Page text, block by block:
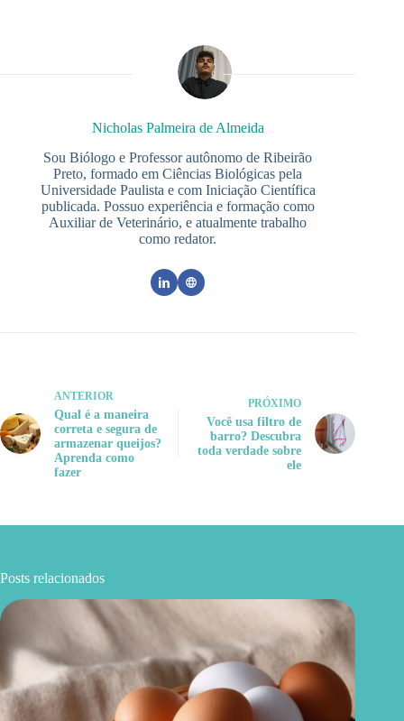
Nicholas Palmeira de Almeida
Sou Biólogo e Professor autônomo de Ribeirão
Preto, formado em Ciências Biológicas pela
Universidade Paulista e com Iniciação Científica
publicada. Possuo experiência e formação como
Auxiliar de Veterinário, e atualmente trabalho
como redator.
ANTERIOR
Qual é a maneira
correta e segura de
armazenar queijos?
Aprenda como
fazer
PRÓXIMO
Você usa filtro de
barro? Descubra
toda verdade sobre
ele
Posts relacionados